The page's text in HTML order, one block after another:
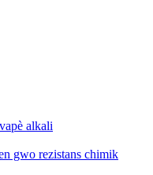
alkali
gwo rezistans chimik